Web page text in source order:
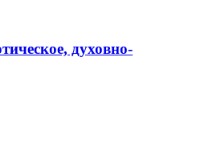
духовно-